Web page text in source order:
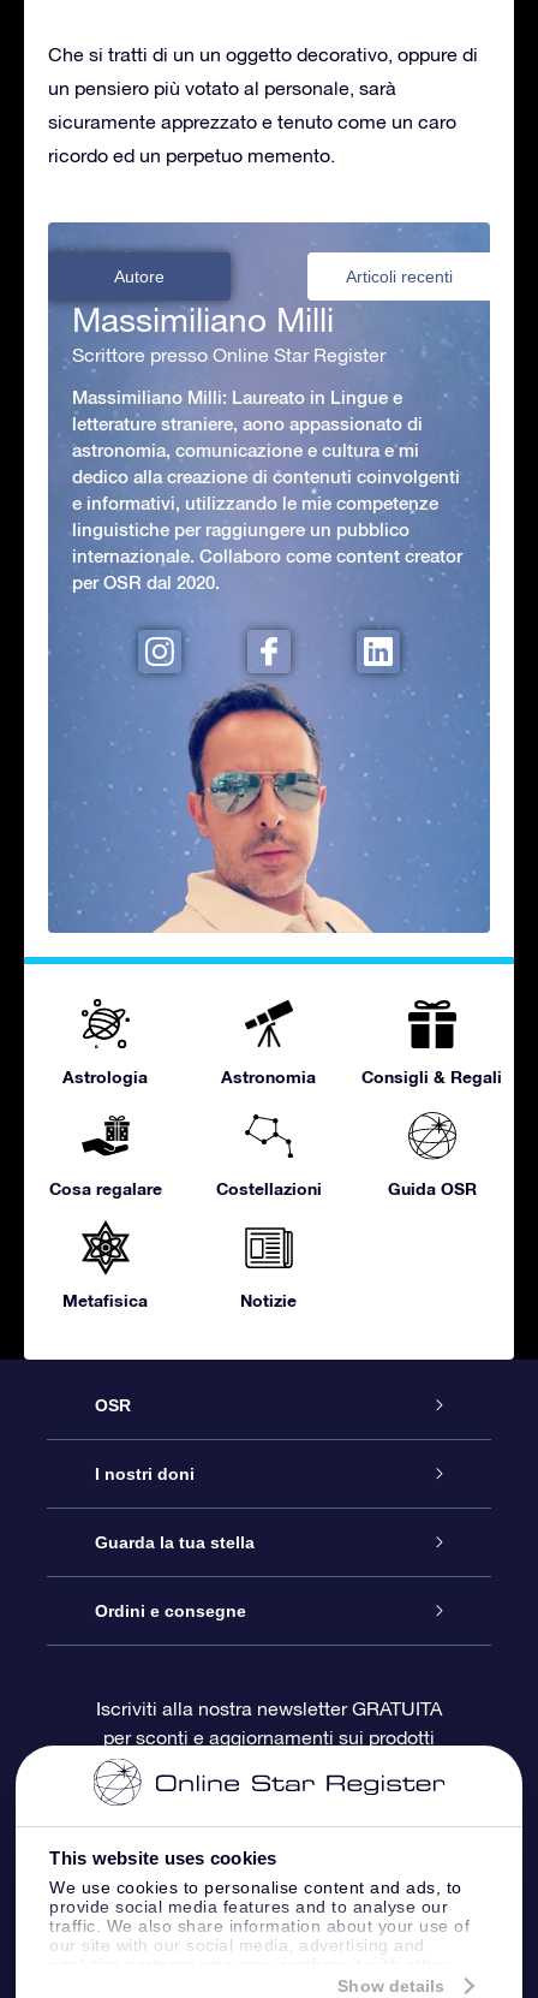
This website uses cookies
We use cookies to personalise content and ads, to
provide social media features and to analyse our
traffic. We also share information about your use of
our site with our social media, advertising and
information that you’ve provided to them or that
Show details
Che si tratti di un un oggetto decorativo, oppure di
un pensiero più votato al personale, sarà
sicuramente apprezzato e tenuto come un caro
ricordo ed un perpetuo memento.
Autore Articoli recenti
Massimiliano Milli
Scrittore presso Online Star Register
Massimiliano Milli: Laureato in Lingue e
letterature straniere, aono appassionato di
astronomia, comunicazione e cultura e mi
dedico alla creazione di contenuti coinvolgenti
e informativi, utilizzando le mie competenze
linguistiche per raggiungere un pubblico
internazionale. Collaboro come content creator
per OSR dal 2020.
Astrologia Astronomia Consigli & Regali
Cosa regalare Costellazioni Guida OSR
Metafisica Notizie
OSR
Assistenza
Contattaci
Blog
OSR Recensioni
I nostri doni
Online Star Gift
Pacchetto regalo OSR
Gift Card OSR
Doni aziendali
Guarda la tua stella
Registro stellare
Star Page personalizzata
One Million Stars
OSR Starsaver
App VR ‘Fly me to the stars’
Ordini e consegne
Informazioni di Pagamento
Politica di reso
Costellazioni
Iscriviti alla nostra newsletter GRATUITA
per sconti e aggiornamenti sui prodotti